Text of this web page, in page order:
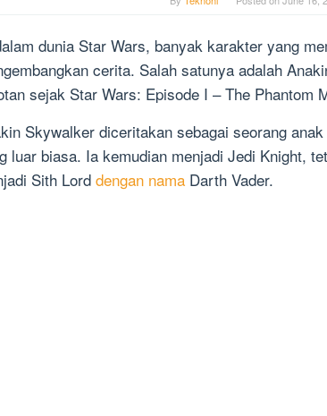
dunia Star Wars, banyak karakter yang
cerita. Salah satunya adalah
sejak Star Wars: Episode I – The Phantom
Skywalker diceritakan sebagai seorang
luar biasa. Ia kemudian menjadi Jedi Knight,
Sith Lord dengan nama Darth Vader.